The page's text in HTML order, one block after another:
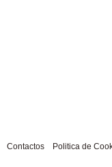
Contactos
Politica de